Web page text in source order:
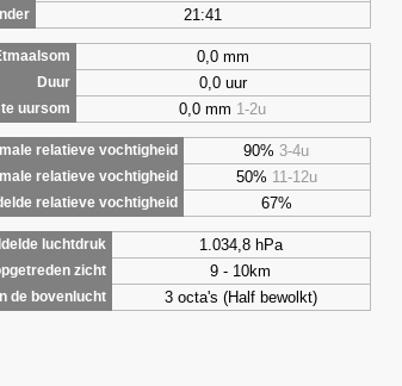
21:41
0,0 mm
Duur 0,0 uur
uursom 0,0 mm 1-2u
relatieve vochtigheid
90% 3-4u
relatieve vochtigheid 50% 11-12u
relatieve vochtigheid 67%
luchtdruk
1.034,8 hPa
zicht 9 - 10km
de bovenlucht 3 octa's (Half bewolkt)